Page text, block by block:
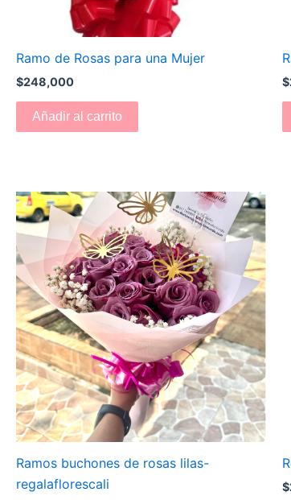
Ramo de Rosas para una Mujer
$248,000
Añadir al carrito
$
Ramos buchones de rosas lilas-
regalaflorescali
$